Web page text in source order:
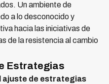
Un ambiente de
a lo desconocido y
hacia las iniciativas de
de la resistencia al cambio
Estrategias
ajuste de estrategias